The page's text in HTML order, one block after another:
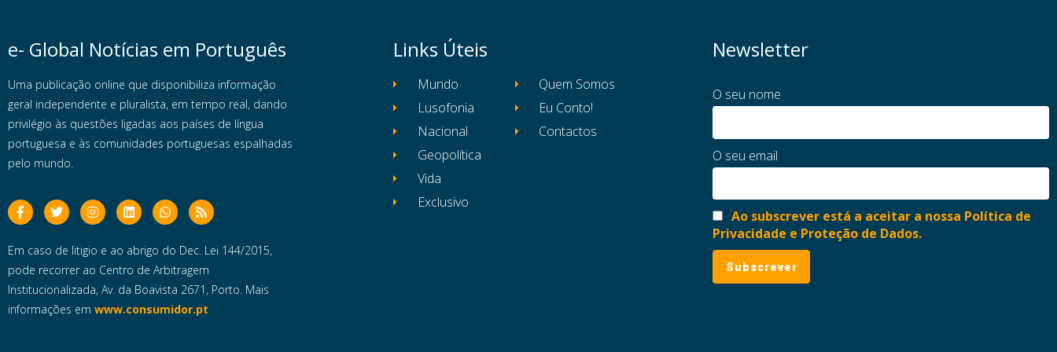
e- Global Notícias em Português
Uma publicação online que disponibiliza informação
geral independente e pluralista, em tempo real, dando
privilégio às questões ligadas aos países de língua
portuguesa e às comunidades portuguesas espalhadas
pelo mundo.
Em caso de litigio e ao abrigo do Dec. Lei 144/2015,
pode recorrer ao Centro de Arbitragem
Institucionalizada, Av. da Boavista 2671, Porto. Mais
informações em www.consumidor.pt
Links Úteis
Mundo
Lusofonia
Nacional
Geopolítica
Vida
Exclusivo
Quem Somos
Eu Conto!
Contactos
Newsletter
O seu nome
O seu email
Ao subscrever está a aceitar a nossa Política de
Privacidade e Proteção de Dados.